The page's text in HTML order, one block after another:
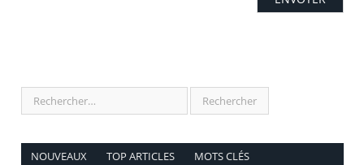
NOUVEAUX TOP ARTICLES MOTS CLÉS